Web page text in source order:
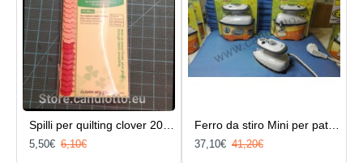
5,50€ 6,10€ 37,10€ 41,20€